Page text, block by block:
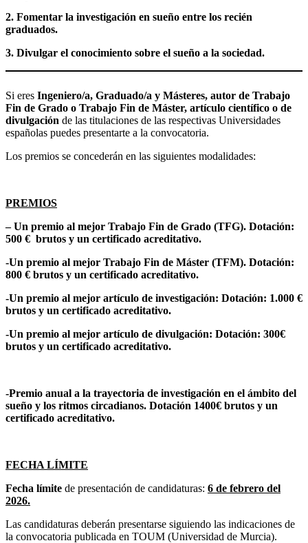
2. Fomentar la investigación en sueño entre los recién
graduados.
3. Divulgar el conocimiento sobre el sueño a la sociedad.
Si eres Ingeniero/a, Graduado/a y Másteres, autor de Trabajo
Fin de Grado o Trabajo Fin de Máster, artículo científico o de
divulgación de las titulaciones de las respectivas Universidades
españolas puedes presentarte a la convocatoria.
Los premios se concederán en las siguientes modalidades:
PREMIOS
– Un premio al mejor Trabajo Fin de Grado (TFG). Dotación:
500 € brutos y un certificado acreditativo.
-Un premio al mejor Trabajo Fin de Máster (TFM). Dotación:
800 € brutos y un certificado acreditativo.
-Un premio al mejor artículo de investigación: Dotación: 1.000 €
brutos y un certificado acreditativo.
-Un premio al mejor artículo de divulgación: Dotación: 300€
brutos y un certificado acreditativo.
-Premio anual a la trayectoria de investigación en el ámbito del
sueño y los ritmos circadianos. Dotación 1400€ brutos y un
certificado acreditativo.
FECHA LÍMITE
Fecha límite de presentación de candidaturas: 6 de febrero del
2026.
Las candidaturas deberán presentarse siguiendo las indicaciones de
la convocatoria publicada en TOUM (Universidad de Murcia).